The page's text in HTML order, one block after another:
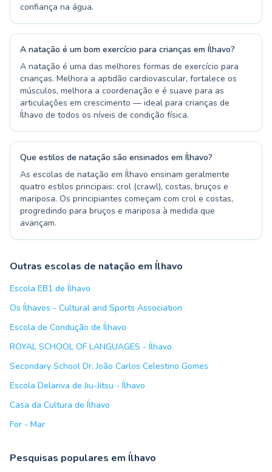
confiança na água.
A natação é um bom exercício para crianças em Ílhavo?
A natação é uma das melhores formas de exercício para
crianças. Melhora a aptidão cardiovascular, fortalece os
músculos, melhora a coordenação e é suave para as
articulações em crescimento — ideal para crianças de
Ílhavo de todos os níveis de condição física.
Que estilos de natação são ensinados em Ílhavo?
As escolas de natação em Ílhavo ensinam geralmente
quatro estilos principais: crol (crawl), costas, bruços e
mariposa. Os principiantes começam com crol e costas,
progredindo para bruços e mariposa à medida que
avançam.
Outras escolas de natação em Ílhavo
Escola EB1 de Ílhavo
Os Ílhavos - Cultural and Sports Association
Escola de Condução de Ílhavo
ROYAL SCHOOL OF LANGUAGES - Ílhavo
Secondary School Dr. João Carlos Celestino Gomes
Escola Delariva de Jiu-Jitsu - Ílhavo
Casa da Cultura de Ílhavo
For - Mar
Pesquisas populares em Ílhavo